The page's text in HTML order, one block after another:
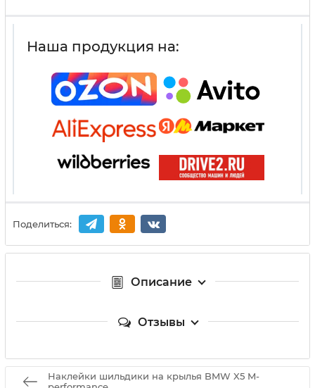
Наша продукция на:
Поделиться:
Описание
Отзывы
Наклейки шильдики на крылья BMW X5 M-